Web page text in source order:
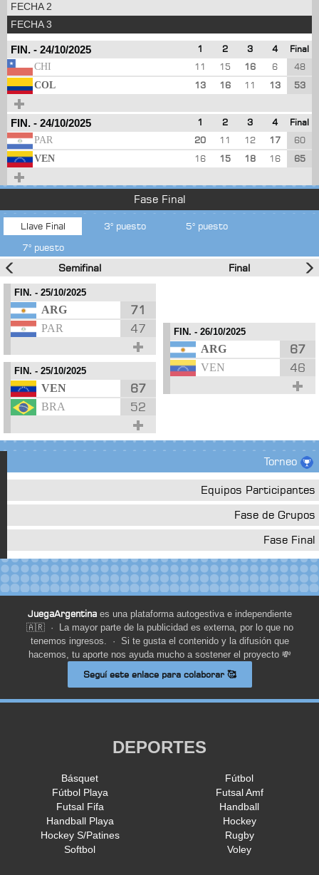
FECHA 2
FECHA 3
FIN. - 24/10/2025 1 2 3 4
Final
CHI
11 15 16 6
48
COL
13 16 11 13 53
FIN. - 24/10/2025 1 2 3 4
Final
PAR
20 11 12 17
60
VEN
16 15 18 16 65
Fase Final
Llave Final 3° puesto
5° puesto
7° puesto
Semifinal Final
FIN. - 25/10/2025
ARG 71
PAR 47 FIN. - 26/10/2025
ARG 67
VEN 46
FIN. - 25/10/2025
VEN 67
BRA 52
Torneo
Equipos Participantes
Fase de Grupos
Fase Final
JuegaArgentinaes una plataforma autogestiva e independiente
🇦🇷 · La mayor parte de la publicidad es externa, por lo que no
tenemos ingresos. · Si te gusta el contenido y la difusión que
hacemos, tu aporte nos ayuda mucho a sostener el proyecto 💸
Seguí este enlace para colaborar 🥰
DEPORTES
Básquet
Fútbol
Fútbol Playa
Futsal Amf
Futsal Fifa
Handball
Handball Playa
Hockey
Hockey S/Patines
Rugby
Softbol
Voley